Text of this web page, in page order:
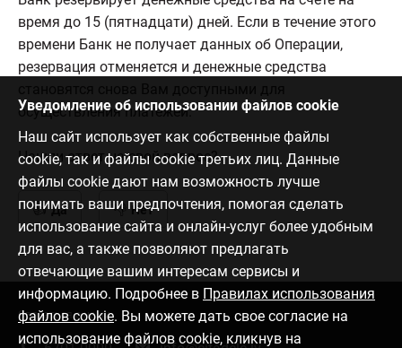
время до 15 (пятнадцати) дней. Если в течение этого
времени Банк не получает данных об Операции,
резервация отменяется и денежные средства
осуществления платежей.
Нашли ответ на свой вопрос?
Да Нет
Уведомление об использовании файлов cookie
Наш сайт использует как собственные файлы
cookie, так и файлы cookie третьих лиц. Данные
файлы cookie дают нам возможность лучше
понимать ваши предпочтения, помогая сделать
использование сайта и онлайн-услуг более удобным
для вас, а также позволяют предлагать
отвечающие вашим интересам сервисы и
информацию. Подробнее в Правилах использования
файлов cookie. Вы можете дать свое согласие на
использование файлов cookie, кликнув на
Связаться с нами